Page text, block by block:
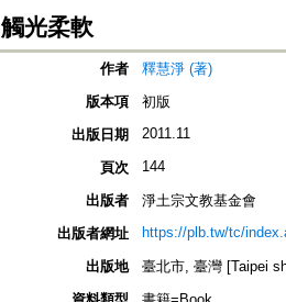
觸光柔軟
作者
釋慧淨 (著)
版本項
初版
出版日期
2011.11
頁次 144
出版者
淨土宗文教基金會
出版者網址
https://plb.tw/tc/
出版地
臺北市, 臺灣 [Taipei